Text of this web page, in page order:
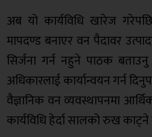
अब यो कार्यविधि खारेज
मापदण्ड बनाएर वन पैदावर
सिर्जना गर्न नहुने पाठक
अधिकारलाई कार्यान्वयन गर्न
वैज्ञानिक वन व्यवस्थापनमा
कार्यविधि हेर्दा सालको रुख काट्ने